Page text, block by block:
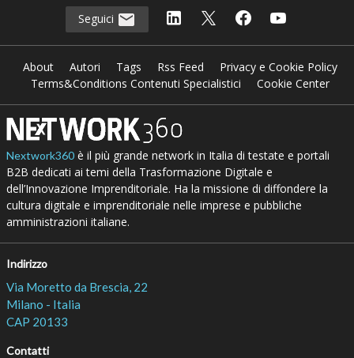
Seguici
About Autori Tags Rss Feed
Privacy e Cookie Policy
Terms&Conditions Contenuti Specialistici
Cookie Center
Nextwork360è il più grande network in Italia di testate e portali
B2B dedicati ai temi della Trasformazione Digitale e
dell’Innovazione Imprenditoriale. Ha la missione di diffondere la
cultura digitale e imprenditoriale nelle imprese e pubbliche
amministrazioni italiane.
Indirizzo
Via Moretto da Brescia, 22
Milano - Italia
CAP 20133
Contatti